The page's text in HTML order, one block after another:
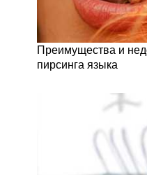
Преимущества и
пирсинга языка